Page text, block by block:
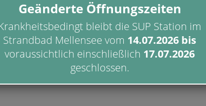
Geänderte Öffnungszeiten
bleibt die SUP Station im
Strandbad Mellensee vom 14.07.2026 bis
voraussichtlich einschließlich 17.07.2026
geschlossen.